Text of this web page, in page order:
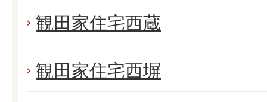
観田家住宅西蔵
観田家住宅西塀